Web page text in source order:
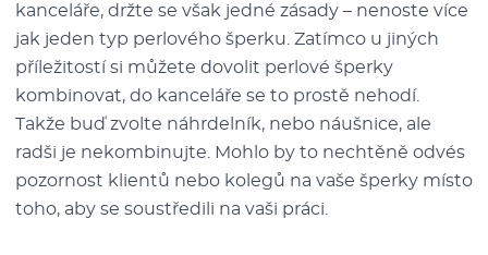
kanceláře, držte se však jedné zásady – nenoste více
jak jeden typ perlového šperku. Zatímco u jiných
příležitostí si můžete dovolit perlové šperky
kombinovat, do kanceláře se to prostě nehodí.
Takže buď zvolte náhrdelník, nebo náušnice, ale
radši je nekombinujte. Mohlo by to nechtěně odvés
pozornost klientů nebo kolegů na vaše šperky místo
toho, aby se soustředili na vaši práci.